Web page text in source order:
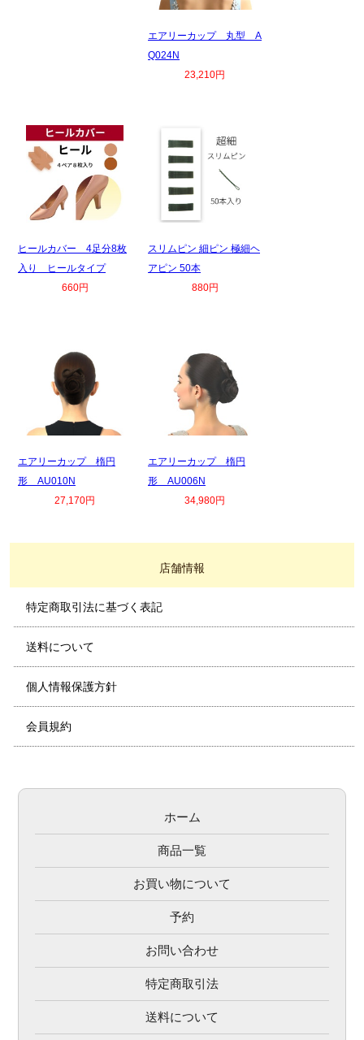
エアリーカップ 丸型 A
Q024N
23,210円
ヒールカバー 4足分8枚
入り ヒールタイプ
660円
スリムピン 細ピン 極細ヘ
アピン 50本
880円
エアリーカップ 楕円
形 AU010N
27,170円
エアリーカップ 楕円
形 AU006N
34,980円
店舗情報
特定商取引法に基づく表記
送料について
個人情報保護方針
会員規約
ホーム
商品一覧
お買い物について
予約
お問い合わせ
特定商取引法
送料について